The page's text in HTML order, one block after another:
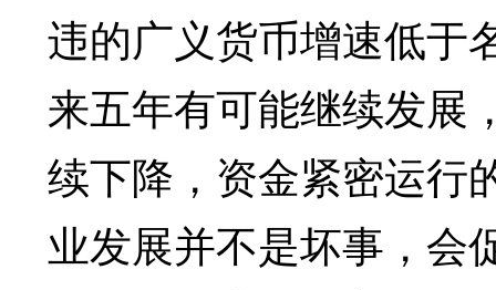
违的广义货币增速低于
来五年有可能继续发展
续下降，资金紧密运行
业发展并不是坏事，会